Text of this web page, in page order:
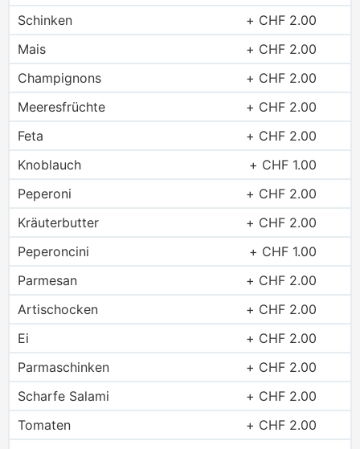
Schinken
CHF 2.00
Mais
CHF 2.00
Champignons
CHF 2.00
Meeresfrüchte
CHF 2.00
Feta
CHF 2.00
Knoblauch
CHF 1.00
Peperoni
CHF 2.00
Kräuterbutter
CHF 2.00
Peperoncini
CHF 1.00
Parmesan
CHF 2.00
Artischocken
CHF 2.00
Ei
CHF 2.00
Parmaschinken
CHF 2.00
Scharfe Salami
CHF 2.00
Tomaten
CHF 2.00